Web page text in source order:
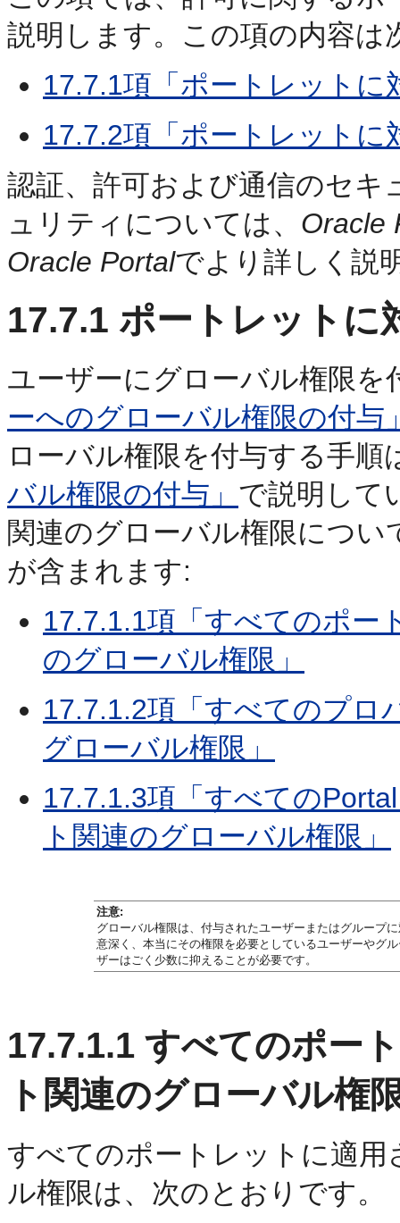
説明します。この項の内容は
17.7.1項「ポートレット
17.7.2項「ポートレット
認証、許可および通信のセ
ュリティについては、 Oracle
Oracle Portalでより詳しく説
17.7.1 ポートレットに
ユーザーにグローバル権限を
ーへのグローバル権限の付与
ローバル権限を付与する手順
バル権限の付与」 で説明して
関連のグローバル権限につ
が含まれます:
17.7.1.1項「すべてのポー
のグローバル権限」
17.7.1.2項「すべてのプロ
グローバル権限」
17.7.1.3項「すべての
ト関連のグローバル権限」
注意:
グローバル権限は、付与されたユーザーまたはグループ
意深く、本当にその権限を必要としているユーザーやグ
ザーはごく少数に抑えることが必要です。
17.7.1.1 すべてのポー
ト関連のグローバル権
すべてのポートレットに適
ル権限は、次のとおりです。